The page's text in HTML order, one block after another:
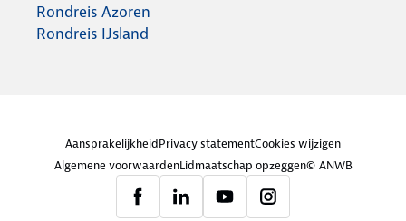
Rondreis Azoren
Rondreis IJsland
AansprakelijkheidPrivacy statementCookies wijzigen
Algemene voorwaardenLidmaatschap opzeggen© ANWB